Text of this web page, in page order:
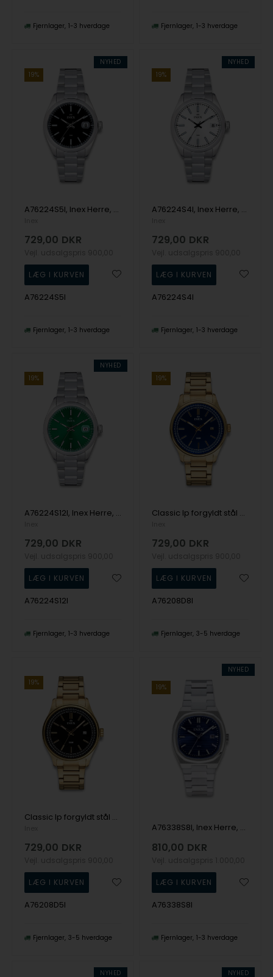
Fjernlager 1-3 hverdage Fjernlager 1-3 hverdage
NYHED
19%
A76224S5I, Inex Herre, 38mm Quartz Herre m/lænke
729,00 DKR
A76224S5I
Fjernlager 1-3 hverdage
NYHED
19%
A76224S4I, Inex Herre, 38mm Quartz Herre m/lænke
729,00 DKR
A76224S4I
Fjernlager 1-3 hverdage
NYHED
19%
A76224S12I, Inex Herre, 38mm Quartz Herre m/lænke
729,00 DKR
A76224S12I
Fjernlager 1-3 hverdage
19%
Classic Ip forgyldt stål Herre ur fra Inex, A76208D8I
729,00 DKR
A76208D8I
Fjernlager 3-5 hverdage
19%
Classic Ip forgyldt stål Herre ur fra Inex, A76208D5I
729,00 DKR
A76208D5I
Fjernlager 3-5 hverdage
NYHED
19%
A76338S8I, Inex Herre, 38mm Quartz Herre m/lænke
810,00 DKR
A76338S8I
Fjernlager 1-3 hverdage
NYHED NYHED